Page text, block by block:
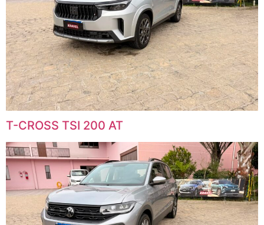
T-CROSS TSI 200 AT